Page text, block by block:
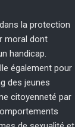
la protection
moral dont
handicap.
également pour
des jeunes
citoyenneté par